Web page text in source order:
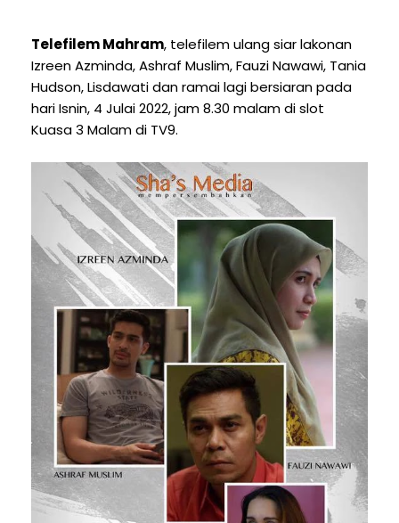
Telefilem Mahram, telefilem ulang siar lakonan
Izreen Azminda, Ashraf Muslim, Fauzi Nawawi, Tania
Hudson, Lisdawati dan ramai lagi bersiaran pada
hari Isnin, 4 Julai 2022, jam 8.30 malam di slot
Kuasa 3 Malam di TV9.